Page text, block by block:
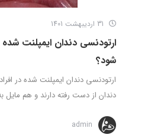
ارتودنسی دندان ایمپلنت
شود؟
ارتودنسی دندان ایمپلنت شده در
دندان از دست رفته دارند و هم مایل
admin